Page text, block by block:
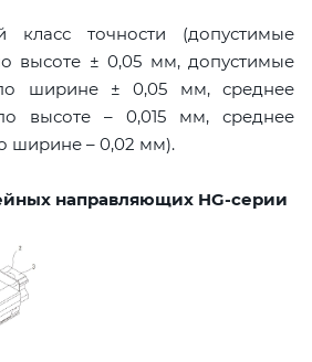
точности (допустимые
высоте ± 0,05 мм, допустимые
ширине ± 0,05 мм, среднее
высоте – 0,015 мм, среднее
ширине – 0,02 мм).
направляющих HG-серии